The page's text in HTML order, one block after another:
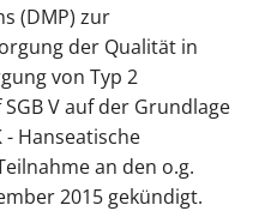
(DMP) zur
der Qualität in
von Typ 2
V auf der Grundlage
- Hanseatische
an den o.g.
2015 gekündigt.